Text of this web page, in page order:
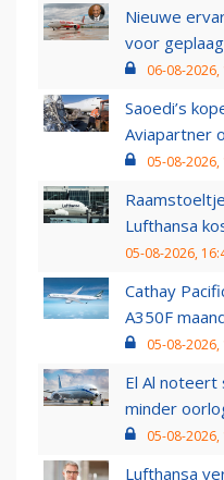
Nieuwe
voor
06-08-2026,
Saoedi’s
Aviapartner
05-08-2026,
Lufthansa
05-08-2026,
Cathay
A350F
05-08-2026,
El Al noteert
minder
05-08-2026,
Lufthansa